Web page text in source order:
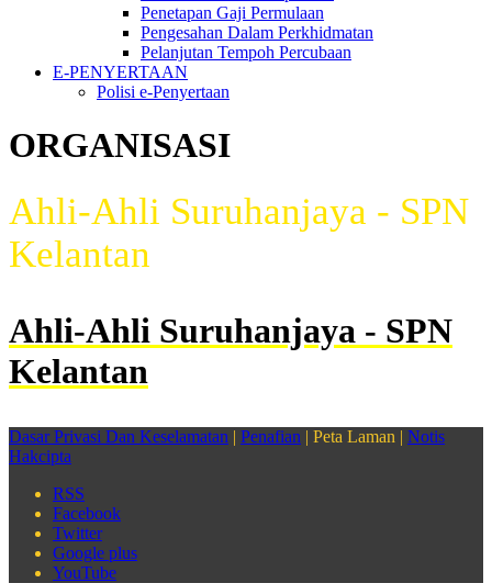
Penetapan Gaji Permulaan
Pengesahan Dalam Perkhidmatan
Pelanjutan Tempoh Percubaan
E-PENYERTAAN
Polisi e-Penyertaan
ORGANISASI
Ahli-Ahli Suruhanjaya - SPN
Kelantan
Ahli-Ahli Suruhanjaya - SPN
Kelantan
Dasar Privasi Dan Keselamatan | Penafian | Peta Laman | Notis
Hakcipta
RSS
Facebook
Twitter
Google plus
YouTube